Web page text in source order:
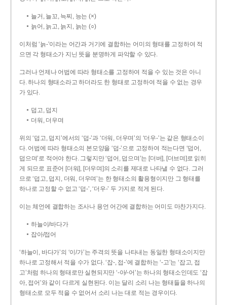
늘거, 늘꼬, 늑찌, 능는 (×)
늙어, 늙고, 늙지, 늙는 (○)
이처럼 ‘늙-­’이라는 어간과 거기에 결합하는 어미의 형태를 고정하여 적
으면 각 형태소가 지닌 뜻을 분명하게 파악할 수 있다.
그러나 언제나 어법에 따라 형태소를 고정하여 적을 수 있는 것은 아니
다. 하나의 형태소라고 하더라도 한 형태로 고정하여 적을 수 없는 경우
가 있다.
덥고, 덥지
더워, 더우며
위의 ‘덥고, 덥지’에서의 ‘덥-­’과 ‘더워, 더우며’의 ‘더우-­’는 같은 형태소이
다. 어법에 따라 형태소의 본모양을 ‘덥-­’으로 고정하여 적는다면 ‘덥어,
덥으며’로 적어야 한다. 그렇지만 ‘덥어, 덥으며’는 [더버], [더브며]로 읽히
게 되므로 표준어 [더워], [더우며]의 소리를 제대로 나타낼 수 없다. 그러
므로 ‘덥고, 덥지, 더워, 더우며’는 한 형태소의 활용형이지만 그 형태를
하나로 고정할 수 없고 ‘덥-’, ‘더우-’ 두 가지로 적게 된다.
이는 체언에 결합하는 조사나 용언 어간에 결합하는 어미도 마찬가지다.
하늘이/바다가
잡아/접어
‘하늘이, 바다가’의 ‘이/가’는 주격의 뜻을 나타내는 동일한 형태소이지만
하나로 고정해서 적을 수가 없다. ‘잡-, 접-’에 결합하는 ‘-고’는 ‘잡고, 접
고’처럼 하나의 형태로만 실현되지만 ‘-아/-어’는 하나의 형태소인데도 ‘잡
아, 접어’와 같이 다르게 실현된다. 이는 달리 소리 나는 형태들을 하나의
형태소로 모두 적을 수 없어서 소리 나는 대로 적는 경우이다.